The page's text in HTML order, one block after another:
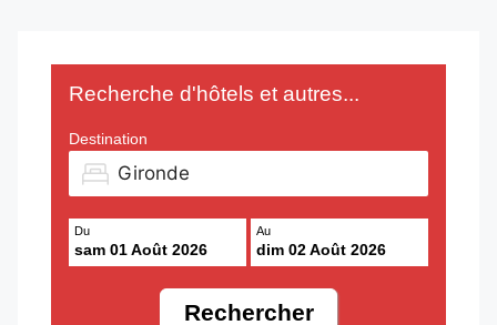
Recherche d'hôtels et autres...
Destination
Du
sam 01 Août 2026
Au
dim 02 Août 2026